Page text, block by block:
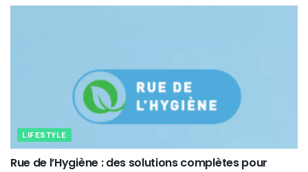
LIFESTYLE
Rue de l’Hygiène : des solutions complètes pour